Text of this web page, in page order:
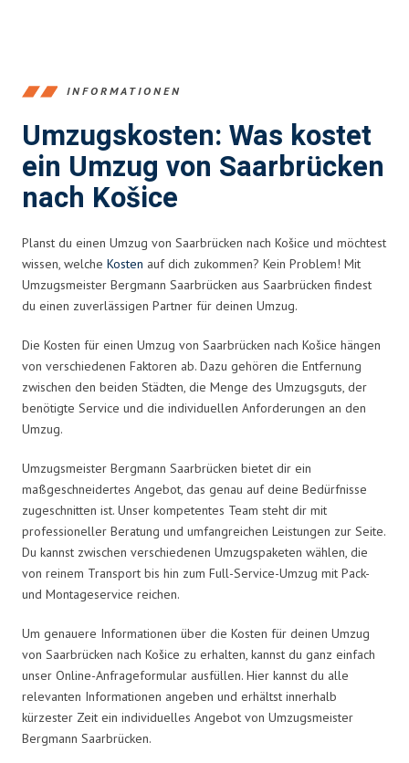
INFORMATIONEN
Umzugskosten: Was kostet
ein Umzug von Saarbrücken
nach Košice
Planst du einen Umzug von Saarbrücken nach Košice und möchtest
wissen, welche Kosten auf dich zukommen? Kein Problem! Mit
Umzugsmeister Bergmann Saarbrücken aus Saarbrücken findest
du einen zuverlässigen Partner für deinen Umzug.
Die Kosten für einen Umzug von Saarbrücken nach Košice hängen
von verschiedenen Faktoren ab. Dazu gehören die Entfernung
zwischen den beiden Städten, die Menge des Umzugsguts, der
benötigte Service und die individuellen Anforderungen an den
Umzug.
Umzugsmeister Bergmann Saarbrücken bietet dir ein
maßgeschneidertes Angebot, das genau auf deine Bedürfnisse
zugeschnitten ist. Unser kompetentes Team steht dir mit
professioneller Beratung und umfangreichen Leistungen zur Seite.
Du kannst zwischen verschiedenen Umzugspaketen wählen, die
von reinem Transport bis hin zum Full-Service-Umzug mit Pack-
und Montageservice reichen.
Um genauere Informationen über die Kosten für deinen Umzug
von Saarbrücken nach Košice zu erhalten, kannst du ganz einfach
unser Online-Anfrageformular ausfüllen. Hier kannst du alle
relevanten Informationen angeben und erhältst innerhalb
kürzester Zeit ein individuelles Angebot von Umzugsmeister
Bergmann Saarbrücken.